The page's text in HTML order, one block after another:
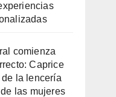
comienza
Caprice
la lencería
las mujeres